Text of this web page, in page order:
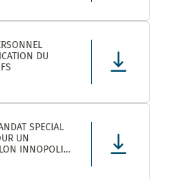
DU
SPECIAL
UN
INNOPOLIS